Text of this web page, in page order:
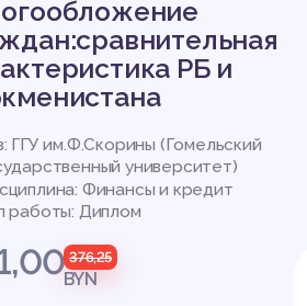
РБ и
ГГУ им.Ф.Скорины (Гомельский
университет)
Финансы и кредит
работы: Диплом
376,25
BYN